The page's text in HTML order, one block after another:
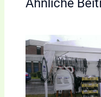
Ähnliche